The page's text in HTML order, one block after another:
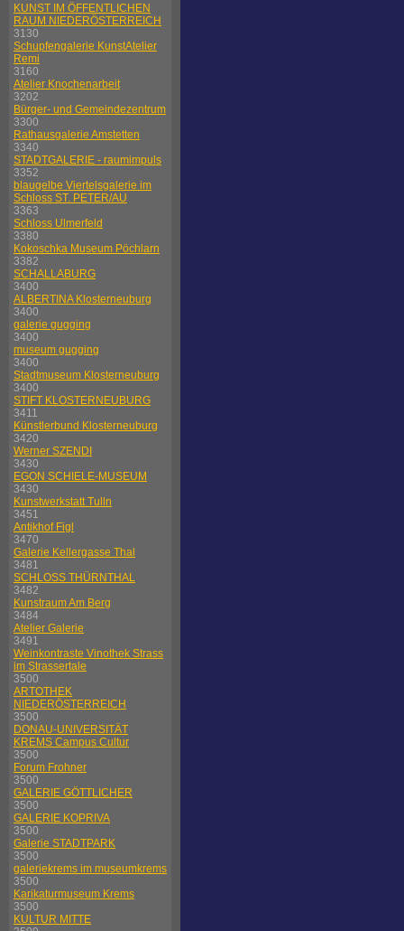
KUNST IM ÖFFENTLICHEN
RAUM NIEDERÖSTERREICH
3130
Schupfengalerie KunstAtelier
Remi
3160
Atelier Knochenarbeit
3202
Bürger- und Gemeindezentrum
3300
Rathausgalerie Amstetten
3340
STADTGALERIE - raumimpuls
3352
blaugelbe Viertelsgalerie im
Schloss ST. PETER/AU
3363
Schloss Ulmerfeld
3380
Kokoschka Museum Pöchlarn
3382
SCHALLABURG
3400
ALBERTINA Klosterneuburg
3400
galerie gugging
3400
museum gugging
3400
Stadtmuseum Klosterneuburg
3400
STIFT KLOSTERNEUBURG
3411
Künstlerbund Klosterneuburg
3420
Werner SZENDI
3430
EGON SCHIELE-MUSEUM
3430
Kunstwerkstatt Tulln
3451
Antikhof Figl
3470
Galerie Kellergasse Thal
3481
SCHLOSS THÜRNTHAL
3482
Kunstraum Am Berg
3484
Atelier Galerie
3491
Weinkontraste Vinothek Strass
im Strassertale
3500
ARTOTHEK
NIEDERÖSTERREICH
3500
DONAU-UNIVERSITÄT
KREMS Campus Cultur
3500
Forum Frohner
3500
GALERIE GÖTTLICHER
3500
GALERIE KOPRIVA
3500
Galerie STADTPARK
3500
galeriekrems im museumkrems
3500
Karikaturmuseum Krems
3500
KULTUR MITTE